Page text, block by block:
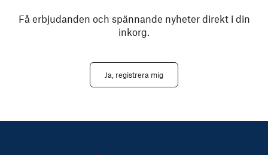
Få erbjudanden och spännande nyheter direkt i din
inkorg.
Ja, registrera mig